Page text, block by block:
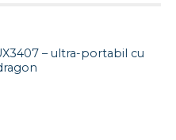
– ultra-portabil cu